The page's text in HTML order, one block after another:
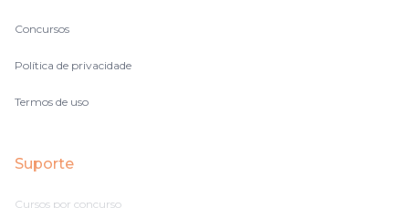
Concursos
Política de privacidade
Termos de uso
Suporte
Cursos por concurso